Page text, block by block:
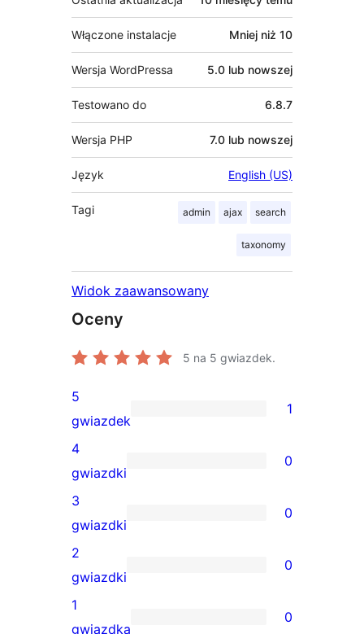
Włączone instalacje Mniej niż 10
Wersja WordPressa 5.0 lub nowszej
Testowano do 6.8.7
Wersja PHP 7.0 lub nowszej
Język English (US)
Tagi admin ajax search
taxonomy
Widok zaawansowany
Oceny
5 na 5 gwiazdek.
1
recenzja
5-
gwiazdkowa
5
gwiazdek
1
0
recenzji
4-
gwiazdkowych
4
gwiazdki
0
0
recenzji
3-
gwiazdkowych
3
gwiazdki
0
0
recenzji
2-
2
gwiazdki
0
0
1
gwiazdka
0